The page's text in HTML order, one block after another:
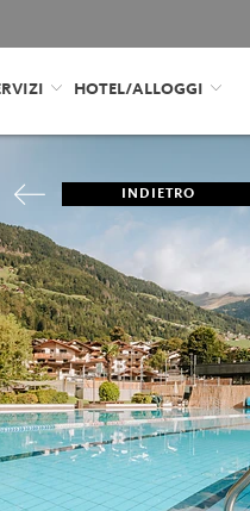
HOTEL/ALLOGGI
INDIETRO